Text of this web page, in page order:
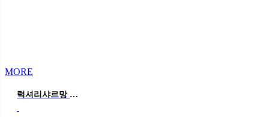
MORE
럭셔리샤르망 핑크(백일버전)